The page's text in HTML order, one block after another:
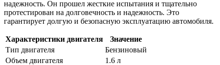
надежность. Он прошел жесткие испытания и тщательно
протестирован на долговечность и надежность. Это
гарантирует долгую и безопасную эксплуатацию автомобиля.
Характеристики двигателя
Значение
Тип двигателя
Бензиновый
Объем двигателя
1.6 л